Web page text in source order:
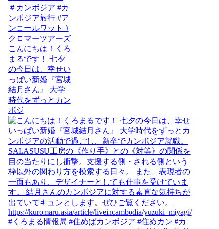
こんにちは！くろ
まるです！ 七夕
の今日は、幸せい
っぱい新婚『宮城
結月さん』 大学
時代をずっとカン
ボジ